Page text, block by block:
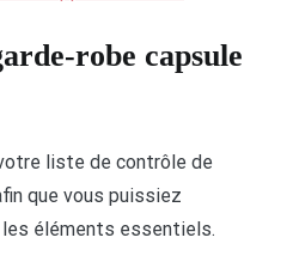
robe capsule
liste de contrôle de
que vous puissiez
éléments essentiels.